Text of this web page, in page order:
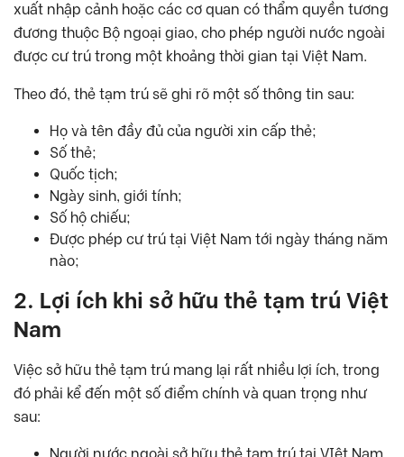
xuất nhập cảnh hoặc các cơ quan có thẩm quyền tương
đương thuộc Bộ ngoại giao, cho phép người nước ngoài
được cư trú trong một khoảng thời gian tại Việt Nam.
Theo đó, thẻ tạm trú sẽ ghi rõ một số thông tin sau:
Họ và tên đầy đủ của người xin cấp thẻ;
Số thẻ;
Quốc tịch;
Ngày sinh, giới tính;
Số hộ chiếu;
Được phép cư trú tại Việt Nam tới ngày tháng năm
nào;
2. Lợi ích khi sở hữu thẻ tạm trú Việt
Nam
Việc sở hữu thẻ tạm trú mang lại rất nhiều lợi ích, trong
đó phải kể đến một số điểm chính và quan trọng như
sau: